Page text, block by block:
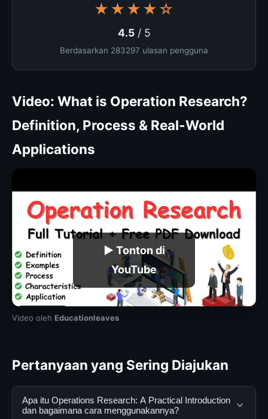
★★★★☆
4.5/ 5
Berdasarkan 283297 ulasan pengguna
Video: What is Operation Research?
Definition, Process & Real-World
Applications
▶ Tonton di
YouTube
Video oleh Educationleaves
Pertanyaan yang Sering Diajukan
Apa itu Operations Research: A Practical Introduction
dan bagaimana cara menggunakannya?